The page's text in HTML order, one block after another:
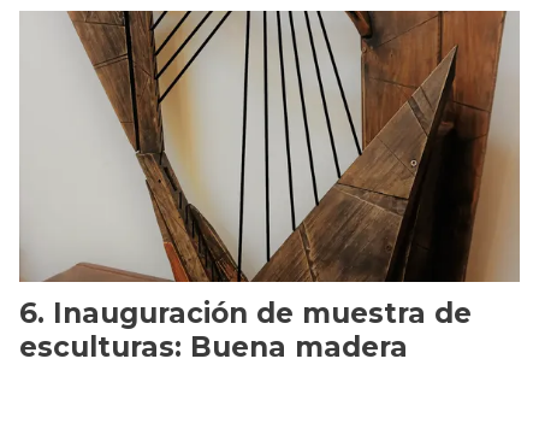
Inauguración de muestra de
esculturas: Buena madera